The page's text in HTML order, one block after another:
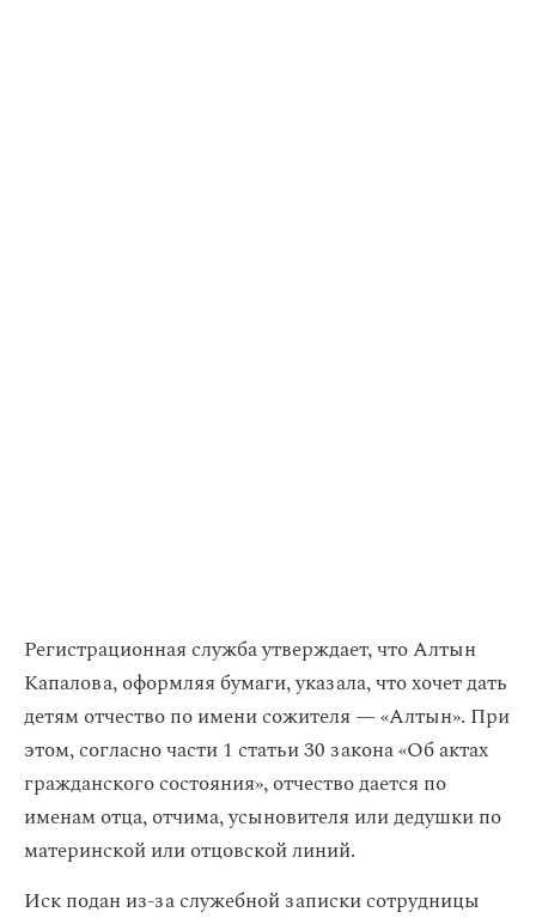
Регистрационная служба утверждает, что Алтын
Капалова, оформляя бумаги, указала, что хочет дать
детям отчество по имени сожителя — «Алтын». При
этом, согласно части 1 статьи 30 закона «Об актах
гражданского состояния», отчество дается по
именам отца, отчима, усыновителя или дедушки по
материнской или отцовской линий.
Иск подан из-за служебной записки сотрудницы